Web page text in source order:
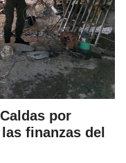
por
finanzas del